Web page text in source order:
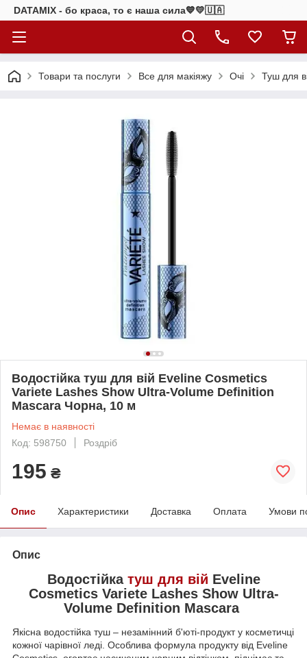
DATAMIX - бо краcа, то є наша сила​💙💛🇺🇦​
Товари та послуги Все для макіяжу Очі Туш для
Водостійка туш для вій Eveline Cosmetics
Variete Lashes Show Ultra-Volume Definition
Mascara Чорна, 10 м
Немає в наявності
Код: 598750
Роздріб
195 ₴
Опис Характеристики Доставка Оплата Умови
Опис
Водостійка туш для вій Eveline
Cosmetics Variete Lashes Show Ultra-
Volume Definition Mascara
Якісна водостійка туш – незамінний б'юті-продукт у косметичці
кожної чарівної леді. Особлива формула продукту від Eveline